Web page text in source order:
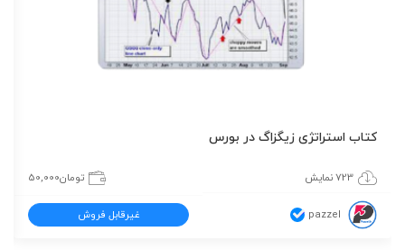
کتاب استراتژی زیگزاگ در بورس
723 نمایش تومان50,000
pazzel غیرقابل فروش